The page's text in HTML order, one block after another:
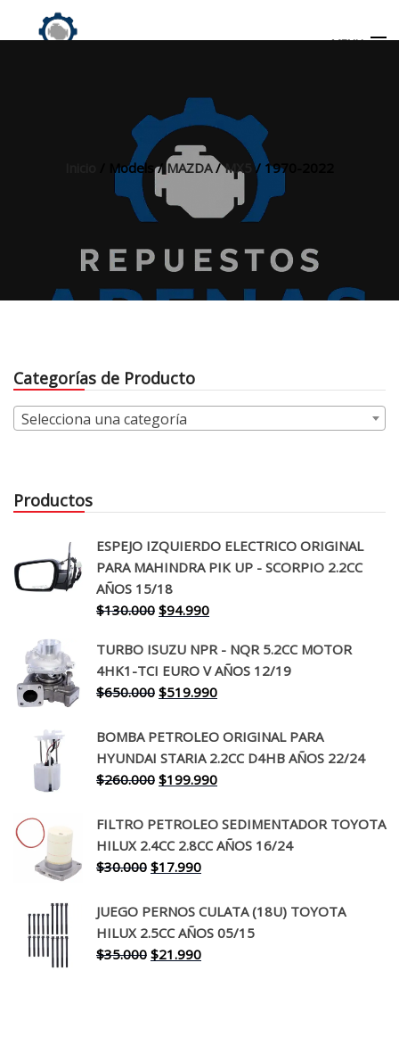
MENU
/ Models /MAZDA/MX5 / 1970-2022
Categorías de Producto
Selecciona una categoría
Productos
ESPEJO IZQUIERDO ELECTRICO ORIGINAL
PARA MAHINDRA PIK UP - SCORPIO 2.2CC
AÑOS 15/18
$130.000 El
original
era:
$130.000.
$94.990El
actual
es:
$94.990.
TURBO ISUZU NPR - NQR 5.2CC MOTOR
4HK1-TCI EURO V AÑOS 12/19
$650.000 El
original
era:
$650.000.
$519.990El
actual
es:
$519.990.
BOMBA PETROLEO ORIGINAL PARA
HYUNDAI STARIA 2.2CC D4HB AÑOS 22/24
$260.000 El
original
era:
$260.000.
$199.990El
actual
es:
FILTRO PETROLEO SEDIMENTADOR TOYOTA
HILUX 2.4CC 2.8CC AÑOS 16/24
$30.000 El
original
era:
$30.000.
$17.990El
actual
es:
$17.990.
JUEGO PERNOS CULATA (18U) TOYOTA
HILUX 2.5CC AÑOS 05/15
$35.000 El
$21.990El